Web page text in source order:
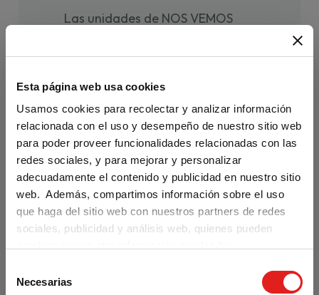
Esta página web usa cookies
Usamos cookies para recolectar y analizar información
relacionada con el uso y desempeño de nuestro sitio web
para poder proveer funcionalidades relacionadas con las
redes sociales, y para mejorar y personalizar
adecuadamente el contenido y publicidad en nuestro sitio
web. Además, compartimos información sobre el uso
que haga del sitio web con nuestros partners de redes
sociales, publicidad y análisis web, quienes pueden
que haya hecho de sus servicios.
Necesarias
Las unidades de NOS VEMOS
final
• divertidos vídeos con
actividades para antes, durante y
después del visionado
• un apartado dedicado a la